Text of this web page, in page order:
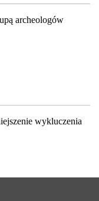
archeologów
wykluczenia